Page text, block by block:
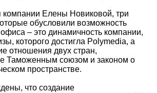
компании Елены Новиковой, три
обусловили возможность
– это динамичность компании,
которого достигла Polymedia, а
отношения двух стран,
Таможенным союзом и законом о
пространстве.
что создание